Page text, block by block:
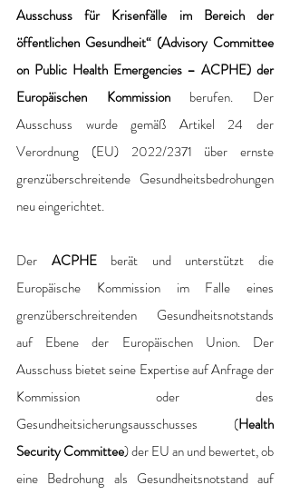
Ausschuss für Krisenfälle im Bereich der
öffentlichen Gesundheit“ (Advisory Committee
on Public Health Emergencies – ACPHE) der
Europäischen Kommission berufen. Der
Ausschuss wurde gemäß Artikel 24 der
Verordnung (EU) 2022/2371 über ernste
grenzüberschreitende Gesundheitsbedrohungen
neu eingerichtet.
Der ACPHE berät und unterstützt die
Europäische Kommission im Falle eines
grenzüberschreitenden Gesundheitsnotstands
auf Ebene der Europäischen Union. Der
Ausschuss bietet seine Expertise auf Anfrage der
Kommission oder des
Gesundheitsicherungsausschusses (Health
Security Committee) der EU an und bewertet, ob
eine Bedrohung als Gesundheitsnotstand auf